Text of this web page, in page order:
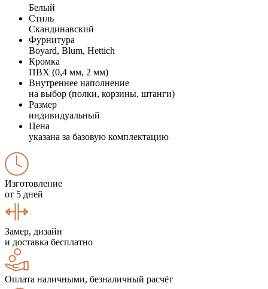
Белый
Стиль
Скандинавский
Фурнитура
Boyard, Blum, Hettich
Кромка
ПВХ (0,4 мм, 2 мм)
Внутреннее наполнение
на выбор (полки, корзины, штанги)
Размер
индивидуальный
Цена
указана за базовую комплектацию
Изготовление
от 5 дней
Замер, дизайн
и доставка бесплатно
Оплата наличными, безналичный расчёт